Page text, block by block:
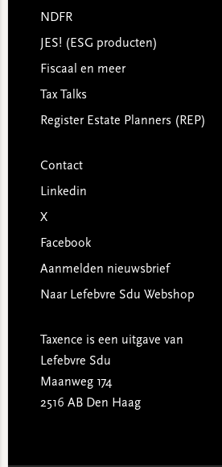
NDFR
JES! (ESG producten)
Fiscaal en meer
Tax Talks
Register Estate Planners (REP)
Contact
Linkedin
X
Facebook
Aanmelden nieuwsbrief
Naar Lefebvre Sdu Webshop
Taxence is een uitgave van
Lefebvre Sdu
Maanweg 174
2516 AB Den Haag